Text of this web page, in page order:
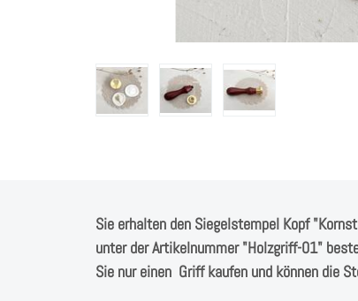
Sie erhalten den Siegelstempel Kopf
unter der Artikelnummer "Holzgriff-01"
Sie nur einen Griff kaufen und können die